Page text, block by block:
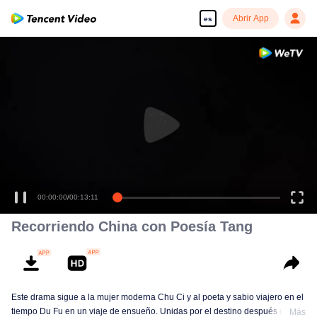
es Abrir App
00:00:00/00:13:11
Recorriendo China con Poesía Tang
Este drama sigue a la mujer moderna Chu Ci y al poeta y sabio viajero en el
tiempo Du Fu en un viaje de ensueño. Unidas por el destino después de
Más